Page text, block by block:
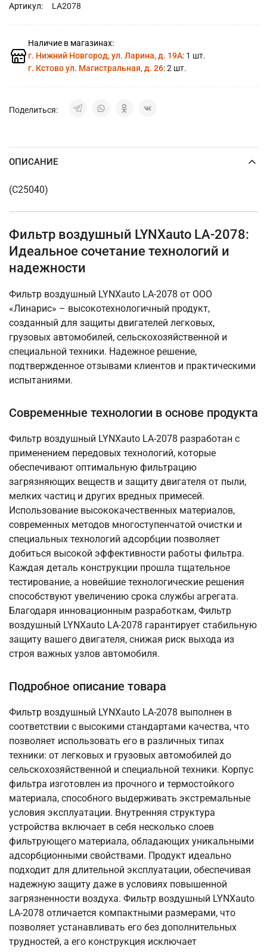
Артикул: LA2078
Наличие в магазинах:
г. Нижний Новгород, ул. Ларина, д. 19А: 1 шт.
г. Кстово ул. Магистральная, д. 26: 2 шт.
Поделиться:
ОПИСАНИЕ
(C25040)
Фильтр воздушный LYNXauto LA-2078:
Идеальное сочетание технологий и
надежности
Фильтр воздушный LYNXauto LA-2078 от ООО
«Линарис» – высокотехнологичный продукт,
созданный для защиты двигателей легковых,
грузовых автомобилей, сельскохозяйственной и
специальной техники. Надежное решение,
подтвержденное отзывами клиентов и практическими
испытаниями.
Современные технологии в основе продукта
Фильтр воздушный LYNXauto LA-2078 разработан с
применением передовых технологий, которые
обеспечивают оптимальную фильтрацию
загрязняющих веществ и защиту двигателя от пыли,
мелких частиц и других вредных примесей.
Использование высококачественных материалов,
современных методов многоступенчатой очистки и
специальных технологий адсорбции позволяет
добиться высокой эффективности работы фильтра.
Каждая деталь конструкции прошла тщательное
тестирование, а новейшие технологические решения
способствуют увеличению срока службы агрегата.
Благодаря инновационным разработкам, Фильтр
воздушный LYNXauto LA-2078 гарантирует стабильную
защиту вашего двигателя, снижая риск выхода из
строя важных узлов автомобиля.
Подробное описание товара
Фильтр воздушный LYNXauto LA-2078 выполнен в
соответствии с высокими стандартами качества, что
позволяет использовать его в различных типах
техники: от легковых и грузовых автомобилей до
сельскохозяйственной и специальной техники. Корпус
фильтра изготовлен из прочного и термостойкого
материала, способного выдерживать экстремальные
условия эксплуатации. Внутренняя структура
устройства включает в себя несколько слоев
фильтрующего материала, обладающих уникальными
адсорбционными свойствами. Продукт идеально
подходит для длительной эксплуатации, обеспечивая
надежную защиту даже в условиях повышенной
загрязненности воздуха. Фильтр воздушный LYNXauto
LA-2078 отличается компактными размерами, что
позволяет устанавливать его без дополнительных
трудностей, а его конструкция исключает